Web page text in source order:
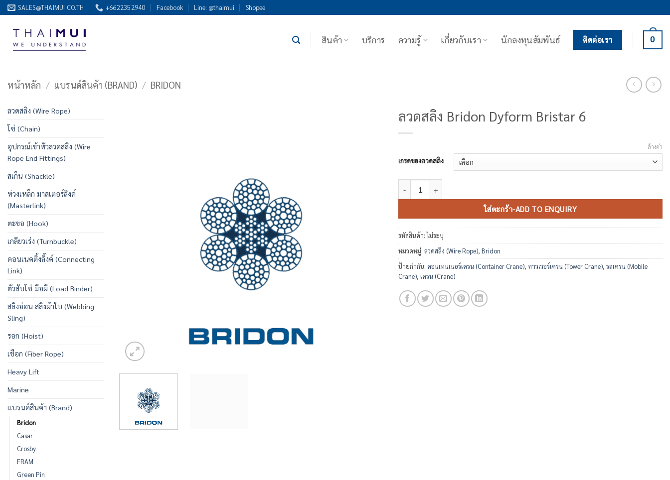
ข้าม
ไป
เนื้อหา
SALES@THAIMUI.CO.TH +6622352940 Facebook Line: @thaimui Shopee
สินค้า บริการ ความรู้ เกี่ยวกับเรา นักลงทุนสัมพันธ์ ติดต่อเรา 0
หน้าหลัก / แบรนด์สินค้า (BRAND) / BRIDON
ลวดสลิง (Wire Rope)
โซ่ (Chain)
อุปกรณ์เข้าหัวลวดสลิง (Wire
Rope End Fittings)
สเก็น (Shackle)
ห่วงเหล็ก มาสเตอร์ลิงค์
(Masterlink)
ตะขอ (Hook)
เกลียวเร่ง (Turnbuckle)
คอนเนคติ้งลิ้งค์ (Connecting
Link)
ตัวสับโซ่ มือผี (Load Binder)
สลิงอ่อน สลิงผ้าใบ (Webbing
Sling)
รอก (Hoist)
เชือก (Fiber Rope)
Heavy Lift
Marine
แบรนด์สินค้า (Brand)
Bridon
Casar
Crosby
FRAM
Green Pin
ลวดสลิง Bridon Dyform Bristar 6
เกรดของลวดสลิง
ล้างค่า
ใส่ตะกร้า-ADD TO ENQUIRY
รหัสสินค้า:ไม่ระบุ
หมวดหมู่: ลวดสลิง (Wire Rope), Bridon
ป้ายกำกับ: คอนเทนเนอร์เครน (Container Crane), ทาวเวอร์เครน (Tower Crane), รถเครน (Mobile
Crane), เครน (Crane)